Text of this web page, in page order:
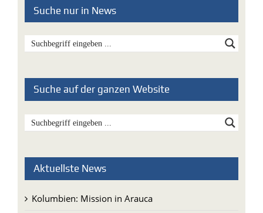
Suche nur in News
Suche auf der ganzen Website
Aktuellste News
Kolumbien: Mission in Arauca